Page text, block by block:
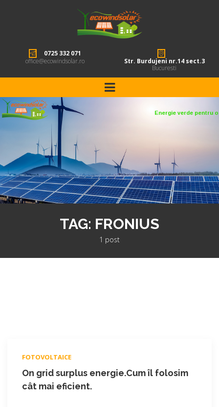
0725 332 071
office@ecowindsolar.ro
Str. Burdujeni nr.14 sect.3
Bucuresti
Energie verde pentru
TAG: FRONIUS
1 post
FOTOVOLTAICE
On grid surplus energie.Cum îl folosim
cât mai eficient.